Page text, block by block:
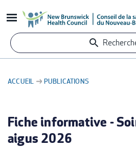
au
contenu
principal
D'ARIANE
ACCUEIL PUBLICATIONS
Fiche informative -
aigus 2026